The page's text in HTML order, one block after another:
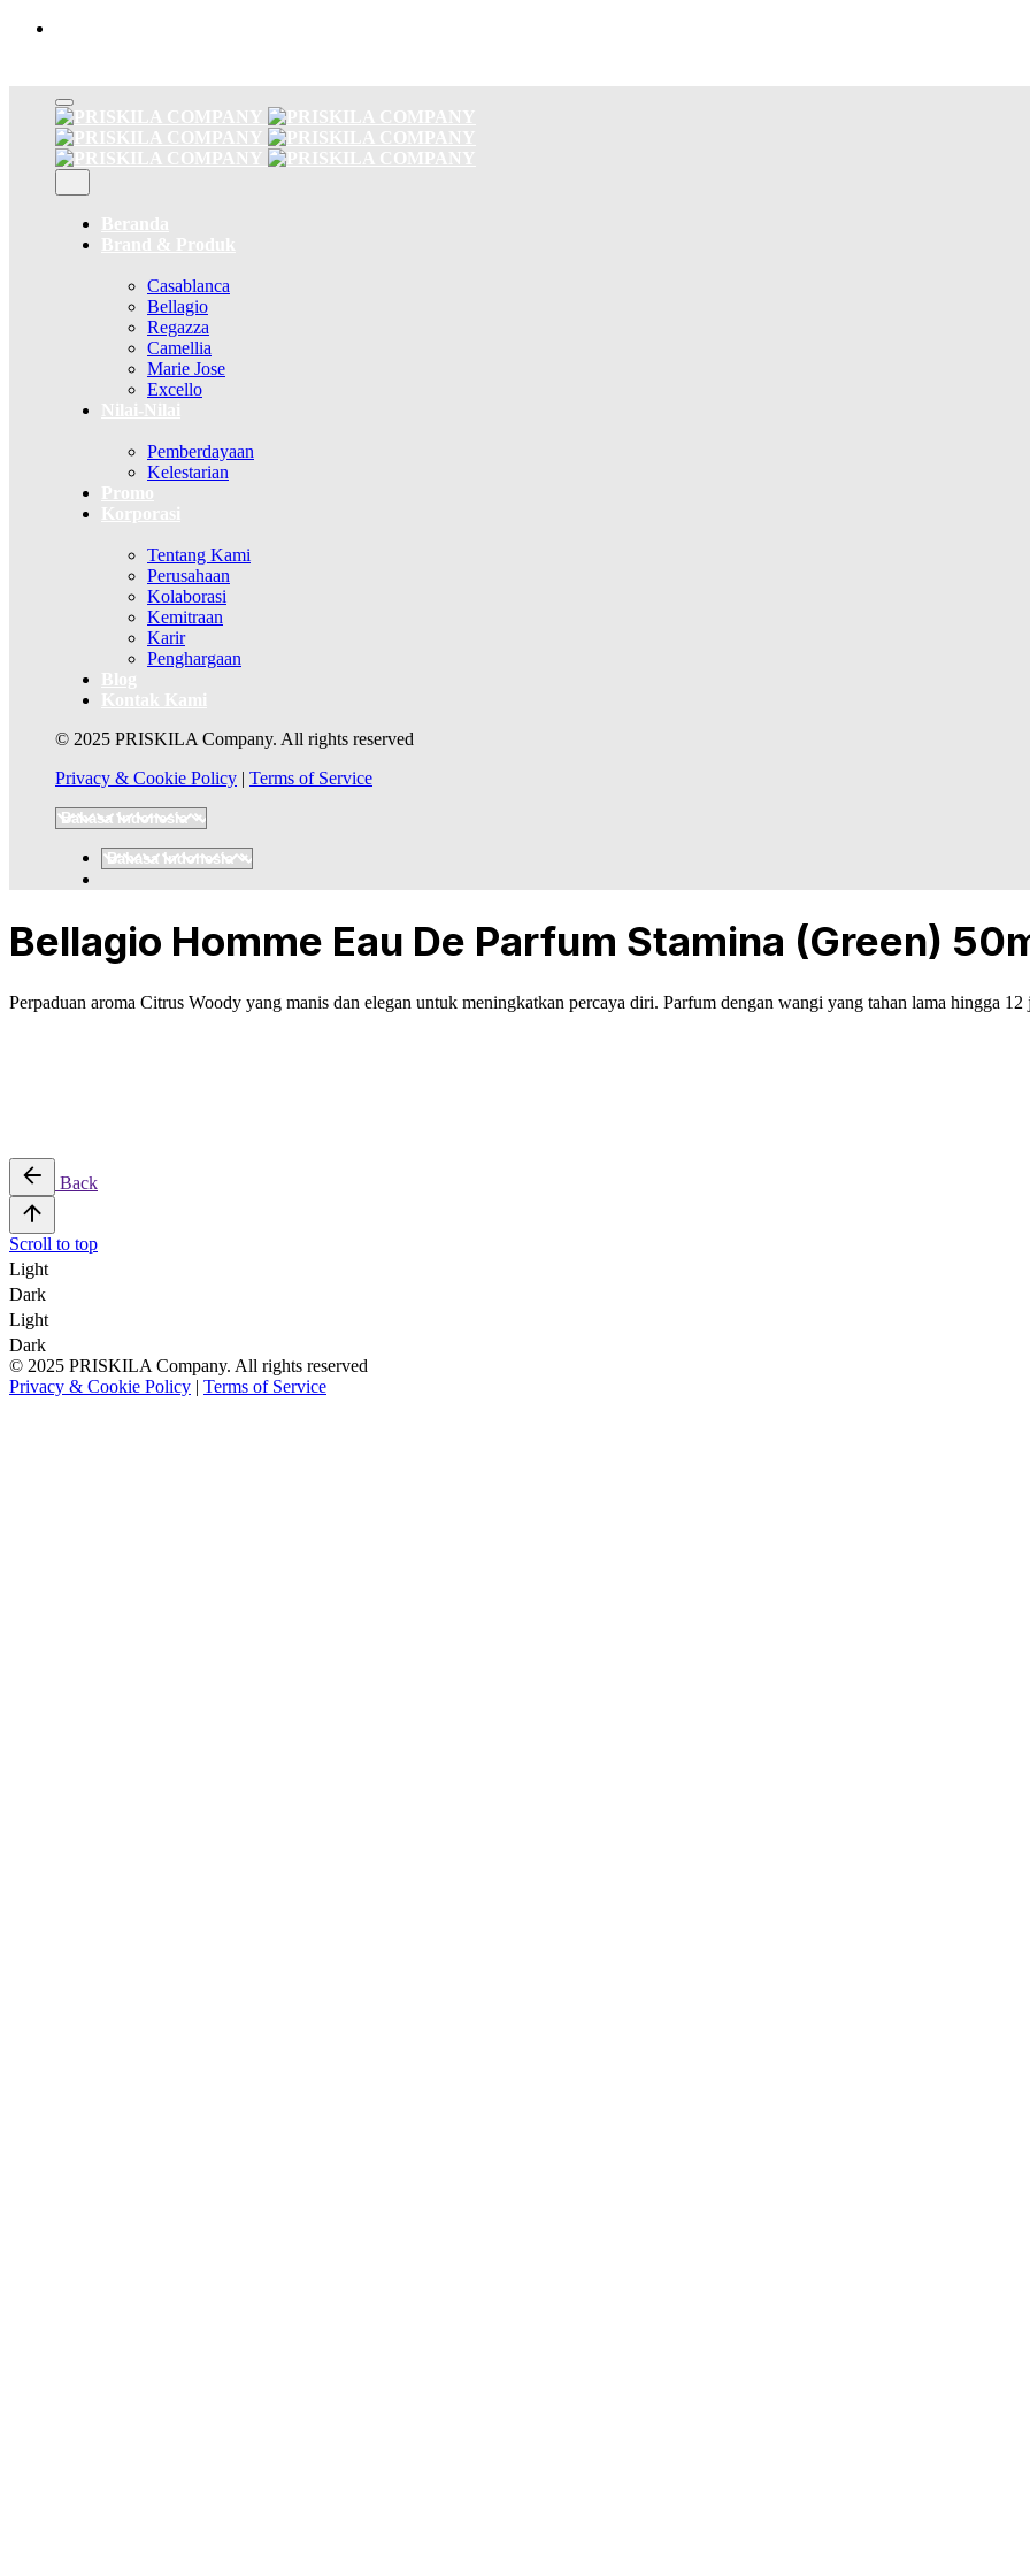
content
Casablanca
Bellagio
Regazza
Camellia
Marie Jose
Excello
Pemberdayaan
Kelestarian
Tentang Kami
Perusahaan
Kolaborasi
Kemitraan
Karir
Penghargaan
© 2025 PRISKILA Company. All rights reserved
Privacy & Cookie Policy | Terms of Service
Bellagio Homme Eau De Parfum Stamina (Green)
Perpaduan aroma Citrus Woody yang manis dan elegan untuk meningkatkan percaya diri. Parfum dengan wangi yang tahan lama hingga 12
Back
Scroll to top
Light
Dark
Light
Dark
© 2025 PRISKILA Company. All rights reserved
Privacy & Cookie Policy | Terms of Service